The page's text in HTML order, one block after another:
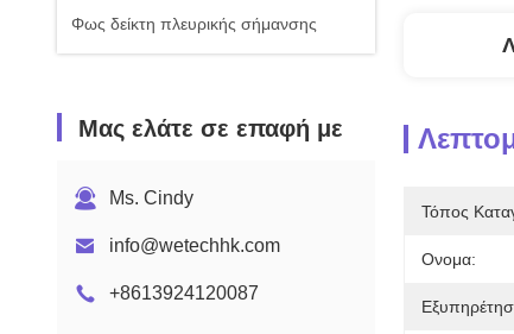
Φως δείκτη πλευρικής σήμανσης
Μας ελάτε σε επαφή με
Ms. Cindy
info@wetechhk.com
+8613924120087
Τόπος
Ονομα: